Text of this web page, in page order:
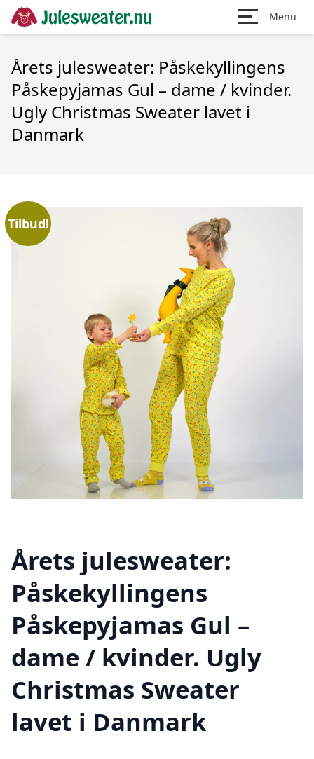
Menu
Årets julesweater: Påskekyllingens
Påskepyjamas Gul – dame / kvinder.
Ugly Christmas Sweater lavet i
Danmark
Tilbud!
Årets julesweater:
Påskekyllingens
Påskepyjamas Gul –
dame / kvinder. Ugly
Christmas Sweater
lavet i Danmark